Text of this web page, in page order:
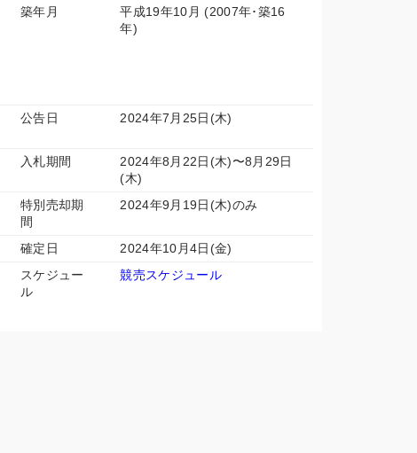
築年月
平成19年10月 (2007年･築16
年)
公告日 2024年7月25日(木)
入札期間
2024年8月22日(木)〜8月29日
(木)
特別売却期
間
2024年9月19日(木)のみ
確定日
2024年10月4日(金)
スケジュー
ル
競売スケジュール